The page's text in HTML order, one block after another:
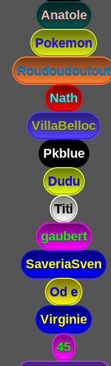
Anatole
Pokemon
Roudoudoutout
Nath
VillaBelloc
Pkblue
Dudu
Titi
gaubert
SaveriaSven
Od e
Virginie
45